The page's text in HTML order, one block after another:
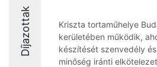
Díjazottak
Kriszta tortaműhelye
kerületében működik,
készítését szenvedély
minőség iránti